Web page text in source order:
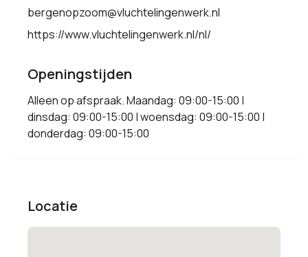
bergenopzoom@vluchtelingenwerk.nl
https://www.vluchtelingenwerk.nl/nl/
Openingstijden
Alleen op afspraak. Maandag: 09:00-15:00 |
dinsdag: 09:00-15:00 | woensdag: 09:00-15:00 |
donderdag: 09:00-15:00
Locatie